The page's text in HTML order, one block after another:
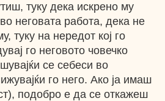
туку дека искрено му
неговата работа, дека не
туку на нередот кој го
го неговото човечко
се себеси во
го него. Ако ја имаш
подобро е да се откажеш